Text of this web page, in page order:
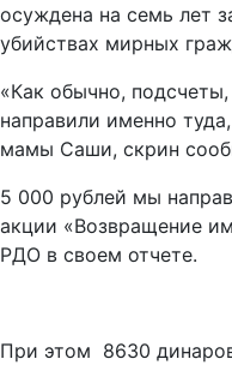
осуждена на семь лет
убийствах мирных
«Как обычно,
направили именно
мамы Саши, скрин
5 000 рублей мы
акции «Возвращение
РДО в своем отчете.
При этом 8630